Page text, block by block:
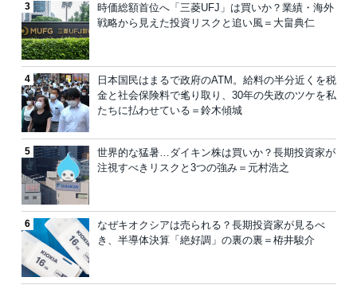
時価総額首位へ「三菱UFJ」は買いか？業績・海外
戦略から見えた投資リスクと追い風＝大畠典仁
日本国民はまるで政府のATM。給料の半分近くを税
金と社会保険料で毟り取り、30年の失政のツケを私
たちに払わせている＝鈴木傾城
世界的な猛暑…ダイキン株は買いか？長期投資家が
注視すべきリスクと3つの強み＝元村浩之
なぜキオクシアは売られる？長期投資家が見るべ
き、半導体決算「絶好調」の裏の裏＝栫井駿介